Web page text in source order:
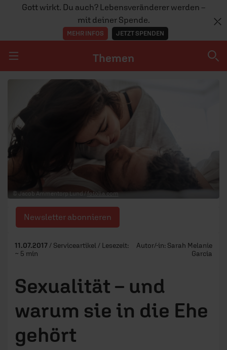
Gott wirkt. Du auch? Lebensveränderer werden –
mit deiner Spende.
MEHR INFOS JETZT SPENDEN
Navigation überspringen
Themen
Themen
DOSSIERS
GLAUBE
MENSCHEN
TEAM
© Jacob Ammentorp Lund /fotolia.com
Newsletter abonnieren
11.07.2017 / Serviceartikel / Lesezeit:
~ 5 min
Autor/-in: Sarah Melanie
Garcia
Sexualität – und
warum sie in die Ehe
gehört